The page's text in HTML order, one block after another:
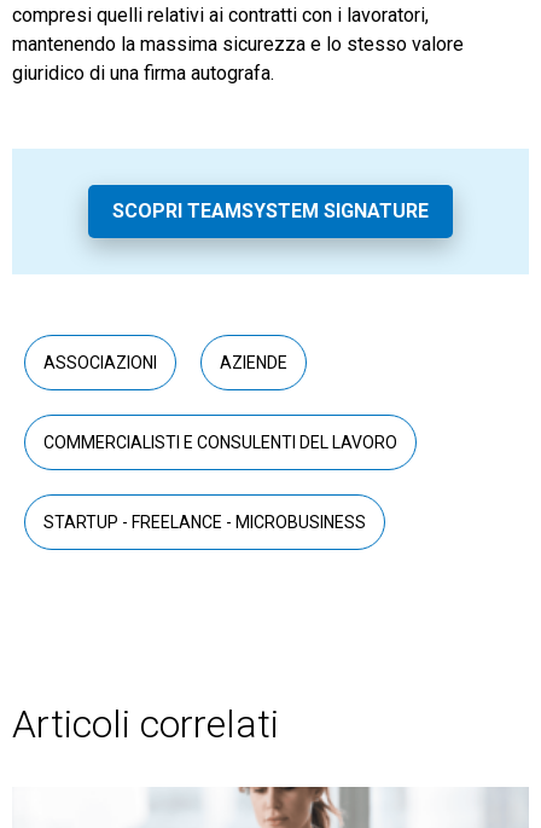
compresi quelli relativi ai contratti con i lavoratori,
mantenendo la massima sicurezza e lo stesso valore
giuridico di una firma autografa.
SCOPRI TEAMSYSTEM SIGNATURE
ASSOCIAZIONI AZIENDE
COMMERCIALISTI E CONSULENTI DEL LAVORO
STARTUP - FREELANCE - MICROBUSINESS
Articoli correlati